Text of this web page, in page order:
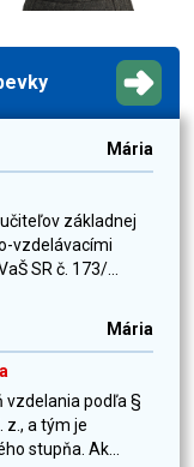
Mária
základnej
vzdelávacími
SR č. 173/...
Mária
vzdelania podľa §
z., a tým je
stupňa. Ak...